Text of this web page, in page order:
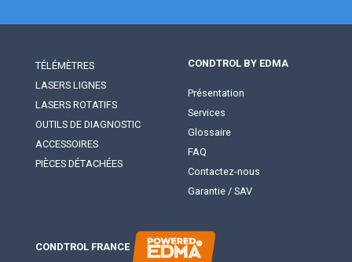
TÉLÉMÈTRES
LASERS LIGNES
LASERS ROTATIFS
OUTILS DE DIAGNOSTIC
ACCESSOIRES
PIÈCES DÉTACHÉES
CONDTROL BY EDMA
Présentation
Services
Glossaire
FAQ
Contactez-nous
Garantie / SAV
CONDTROL FRANCE